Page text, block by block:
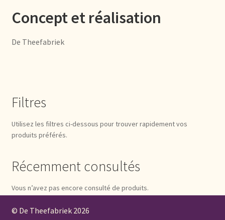
Mentions légales
Mijn account
Multilingualism
Multilinguisme
Concept et réalisation
De Theefabriek
Filtres
Utilisez les filtres ci-dessous pour trouver rapidement vos
produits préférés.
Récemment consultés
Vous n’avez pas encore consulté de produits.
© De Theefabriek 2026